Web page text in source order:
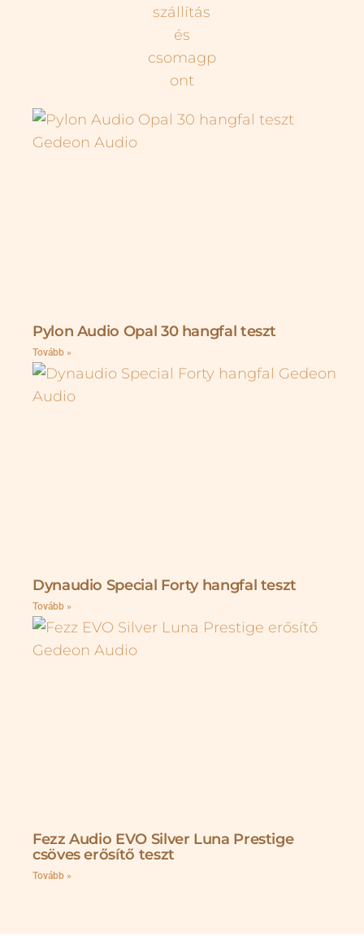
Pylon Audio Opal 30 hangfal teszt
Tovább »
Dynaudio Special Forty hangfal teszt
Tovább »
Fezz Audio EVO Silver Luna Prestige
csöves erősítő teszt
Tovább »